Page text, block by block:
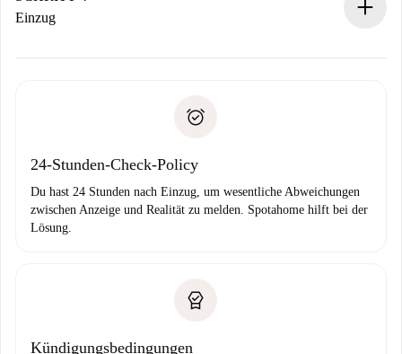
Wenn der Vermieter ablehnen muss, entstehen keine
Einzug
24-Stunden-Check-Policy
Du hast 24 Stunden nach Einzug, um wesentliche Abweichungen
zwischen Anzeige und Realität zu melden. Spotahome hilft bei der
Lösung.
Kündigungsbedingungen